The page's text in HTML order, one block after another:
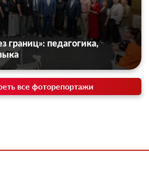
границ»: педагогика,
все фоторепортажи